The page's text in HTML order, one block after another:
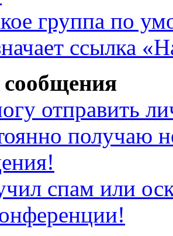
группа по
ссылка
отправить
получаю
спам или